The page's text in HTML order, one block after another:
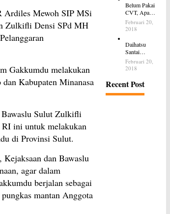
Ardiles Mewoh SIP MSi
Zulkifli Densi SPd MH
Gakkumdu melakukan
Kabupaten Minanasa
Bawaslu Sulut Zulkifli
ini untuk melakukan
di Provinsi Sulut.
dan Bawaslu
agar dalam
berjalan sebagai
mantan Anggota
Belum Pakai
CVT, Apa
yang Ditakuti
Daihatsu
Februari 20,
2018
Daihatsu
Santai
Penjualan
Sirion Kalah
Mobil LCGC
Februari 20,
2018
Recent Post